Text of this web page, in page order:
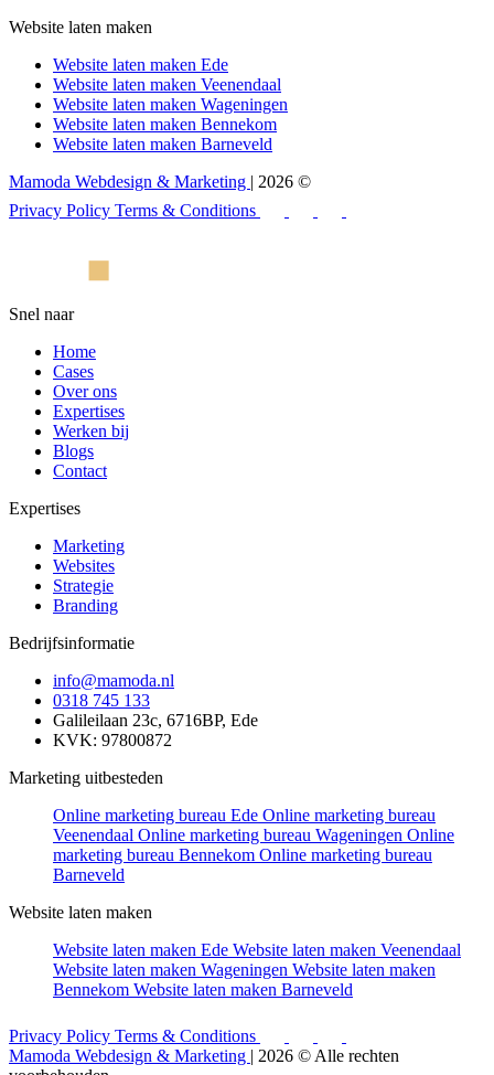
Website laten maken
Website laten maken Ede
Website laten maken Veenendaal
Website laten maken Wageningen
Website laten maken Bennekom
Website laten maken Barneveld
Mamoda Webdesign & Marketing | 2026 ©
Privacy Policy Terms & Conditions
Snel naar
Home
Cases
Over ons
Expertises
Werken bij
Blogs
Contact
Expertises
Marketing
Websites
Strategie
Branding
Bedrijfsinformatie
info@mamoda.nl
0318 745 133
Galileilaan 23c, 6716BP, Ede
KVK: 97800872
Marketing uitbesteden
Online marketing bureau Ede Online marketing bureau
Veenendaal Online marketing bureau Wageningen Online
marketing bureau Bennekom Online marketing bureau
Barneveld
Website laten maken
Website laten maken Ede Website laten maken Veenendaal
Website laten maken Wageningen Website laten maken
Bennekom Website laten maken Barneveld
Privacy Policy Terms & Conditions
Mamoda Webdesign & Marketing | 2026 © Alle rechten